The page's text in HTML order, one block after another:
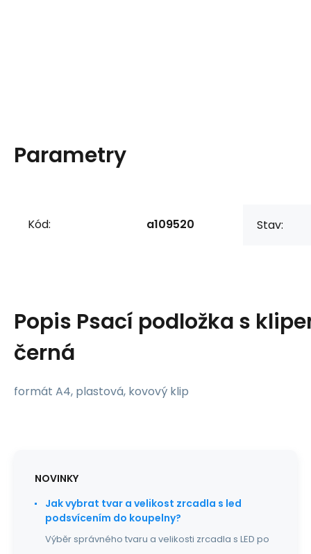
Parametry
Kód: a109520 Stav:
Popis Psací podložka s
černá
formát A4, plastová, kovový klip
NOVINKY
Jak vybrat tvar a velikost zrcadla s led
podsvícením do koupelny?
Výběr správného tvaru a velikosti zrcadla s LED po